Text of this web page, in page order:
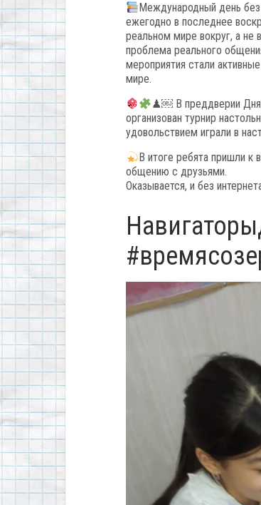
Международный день без
ежегодно в последнее
реальном мире вокруг, а не
проблема реального
мероприятия стали
мире.
♟￼ В преддверии Дня
организован турнир
удовольствием играли в
В итоге ребята пришли к
общению с друзьями.
Оказывается, и без